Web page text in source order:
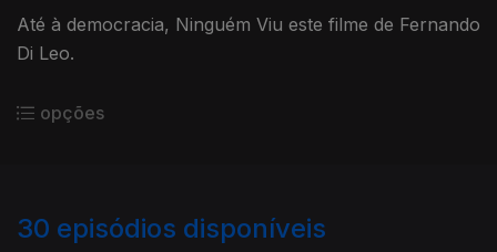
Até à democracia, Ninguém Viu este filme de Fernando
Di Leo.
opções
30 episódios disponíveis